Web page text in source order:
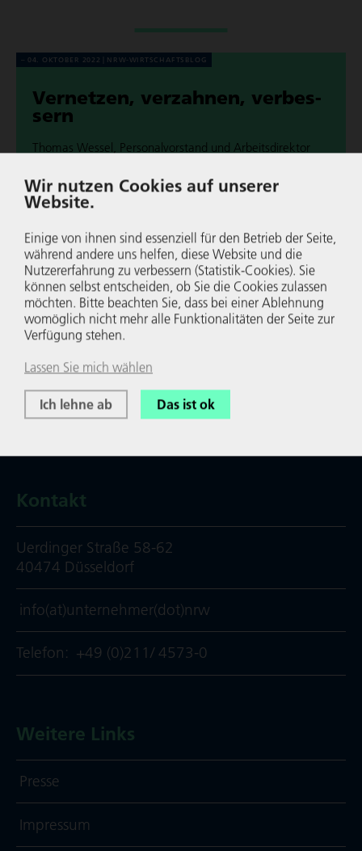
04. OKTOBER 2022 NRW-WIRT­SCHAFTS­BLOG
Vernetzen, verzahnen, verbes­
sern
Thomas Wessel, Per­so­nal­vor­stand und Arbeits­di­rek­tor
wuchs­kräf­te­man­gel.
Kontakt
Uerdinger Straße 58-62
40474 Düsseldorf
info(at)unternehmer(dot)nrw
Telefon: +49 (0)211/ 4573-0
Weitere Links
Presse
Impressum
Wir nutzen Cookies auf unserer
Website.
Einige von ihnen sind essenziell für den Betrieb der Seite,
während andere uns helfen, diese Website und die
Nutzer­er­fah­rung zu verbessern (Statistik-Cookies). Sie
können selbst entscheiden, ob Sie die Cookies zulassen
möchten. Bitte beachten Sie, dass bei einer Ablehnung
womöglich nicht mehr alle Funk­tio­na­li­täten der Seite zur
Verfügung stehen.
Lassen Sie mich wählen
Ich lehne ab Das ist ok